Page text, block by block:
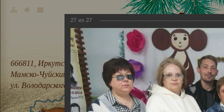
666811, Иркутская область,
Мамско-Чуйский район, п. Мама,
ул. Володарского, 21
27 из 27